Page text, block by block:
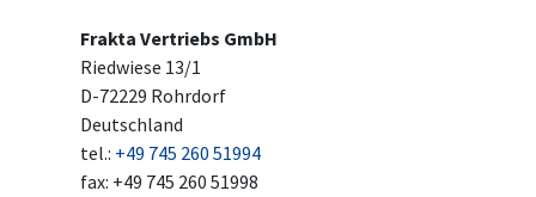
Frakta Vertriebs GmbH
Riedwiese 13/1
D-72229 Rohrdorf
Deutschland
tel.: +49 745 260 51994
fax: +49 745 260 51998